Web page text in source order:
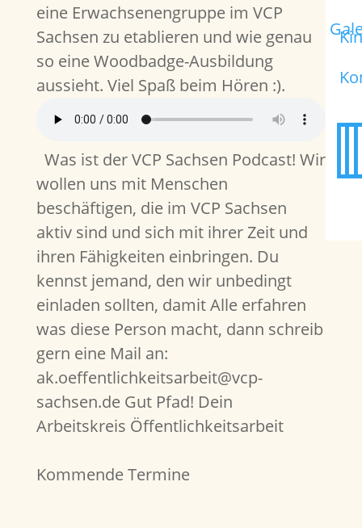
eine Erwachsenengruppe im VCP
Sachsen zu etablieren und wie genau
so eine Woodbadge-Ausbildung
aussieht. Viel Spaß beim Hören :).
Was ist der VCP Sachsen Podcast! Wir
wollen uns mit Menschen
beschäftigen, die im VCP Sachsen
aktiv sind und sich mit ihrer Zeit und
ihren Fähigkeiten einbringen. Du
kennst jemand, den wir unbedingt
einladen sollten, damit Alle erfahren
was diese Person macht, dann schreib
gern eine Mail an:
ak.oeffentlichkeitsarbeit@vcp-
sachsen.de Gut Pfad! Dein
Arbeitskreis Öffentlichkeitsarbeit
Kommende Termine